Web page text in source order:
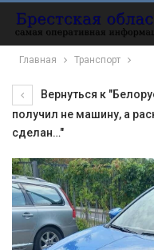
Главная Транспорт
Вернуться к
получил не машину, а
сделан…"